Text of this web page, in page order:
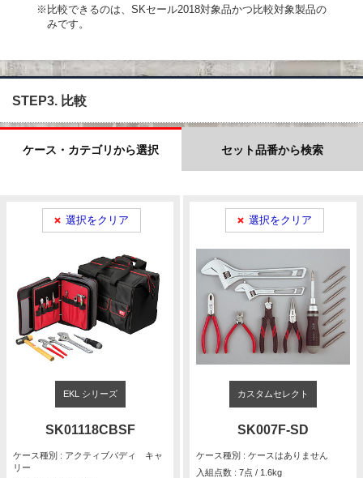
※比較できるのは、SKセール2018対象品かつ比較対象製品の
みです。
STEP3. 比較
ケース・カテゴリから選択 セット品番から検索
選択をクリア
EKL シリーズ
SK01118CBSF
ケース種別 : アクティブバディ キャ
リー
選択をクリア
カスタムセレクト
SK007F-SD
ケース種別 : ケースはありません
入組点数 : 7点 / 1.6kg